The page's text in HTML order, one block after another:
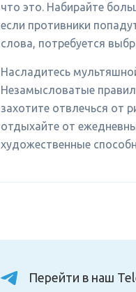
что это. Набирайте
если противники
слова, потребуется
Насладитесь
Незамысловатые
захотите отвлечься от
отдыхайте от
художественные
Перейти в наш